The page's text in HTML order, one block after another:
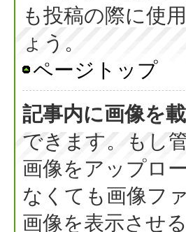
も投稿の際に使
ょう。
ページトップ
記事内に画像を
できます。もし
画像をアップロ
なくても画像フ
画像を表示させ